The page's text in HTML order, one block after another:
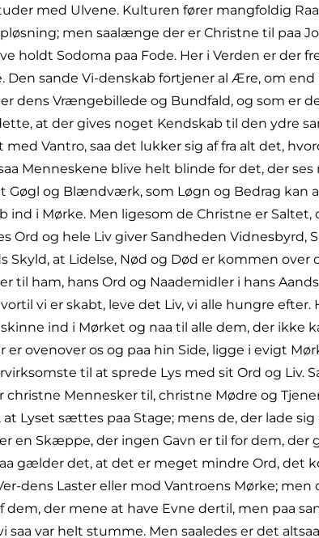
med Ulvene. Kulturen fører mangfoldig
men saalænge der er Christne til paa
holdt Sodoma paa Fode. Her i Verden er der
sande Vi-denskab fortjener al Ære, om
dens Vrængebillede og Bundfald, og som er
at der gives noget Kendskab til den ydre
Vantro, saa det lukker sig af fra alt det,
Menneskene blive helt blinde for det, der
Gøgl og Blændværk, som Løgn og Bedrag kan
i Mørke. Men ligesom de Christne er Saltet,
Ord og hele Liv giver Sandheden Vidnesbyrd,
at Lidelse, Nød og Død er kommen over
ham, hans Ord og Naademidler i hans
vi er skabt, leve det Liv, vi alle hungre efter.
ind i Mørket og naa til alle dem, der ikke
ovenover os og paa hin Side, ligge i evigt
til at sprede Lys med sit Ord og Liv.
Mennesker til, christne Mødre og
Lyset sættes paa Stage; mens de, der lade
en Skæppe, der ingen Gavn er til for dem, der
gælder det, at det er meget mindre Ord, det
dens Laster eller mod Vantroens Mørke; men
der mene at have Evne dertil, men paa
var helt stumme. Men saaledes er det